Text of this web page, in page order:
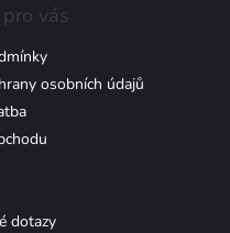
vás
osobních údajů
dotazy